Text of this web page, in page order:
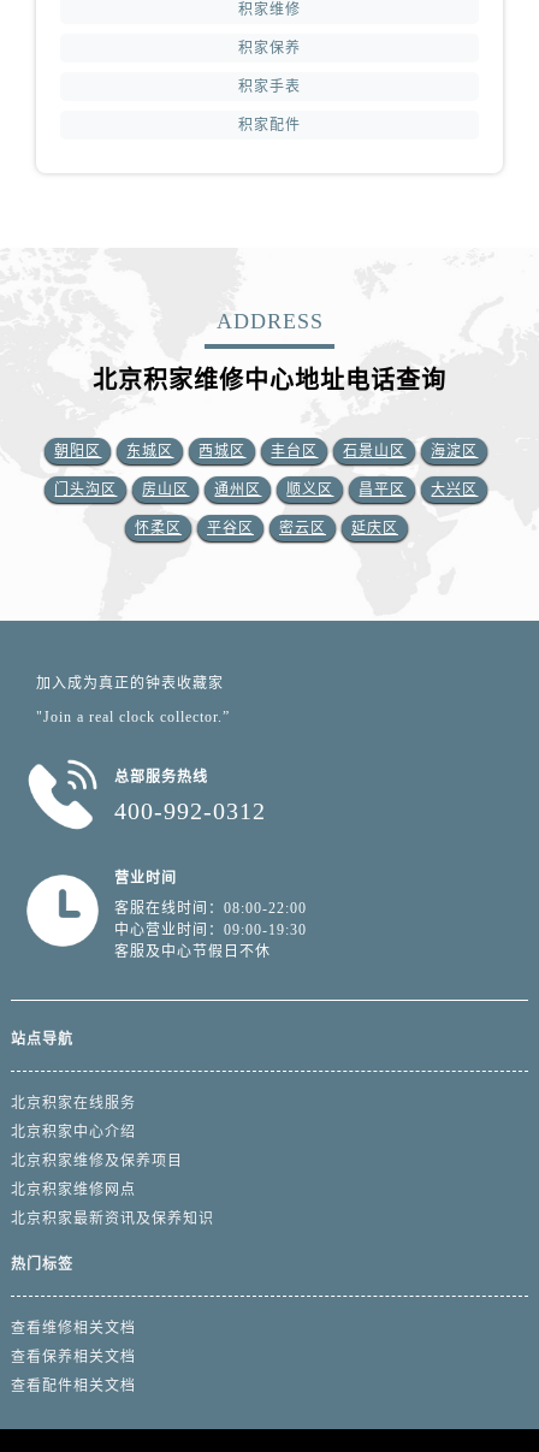
积家维修
积家保养
积家手表
积家配件
ADDRESS
北京积家维修中心地址电话查询
朝阳区 东城区 西城区 丰台区 石景山区 海淀区
门头沟区 房山区 通州区 顺义区 昌平区 大兴区
怀柔区 平谷区 密云区 延庆区
加入成为真正的钟表收藏家
"Join a real clock collector.”
总部服务热线
400-992-0312
营业时间
客服在线时间：08:00-22:00
中心营业时间：09:00-19:30
客服及中心节假日不休
站点导航
北京积家在线服务
北京积家中心介绍
北京积家维修及保养项目
北京积家维修网点
北京积家最新资讯及保养知识
热门标签
查看维修相关文档
查看保养相关文档
查看配件相关文档